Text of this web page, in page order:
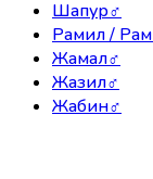
Шапур♂
Рамил /
Жамал♂
Жазил♂
Жабин♂